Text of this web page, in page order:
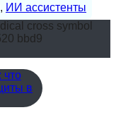
, ИИ ассистенты